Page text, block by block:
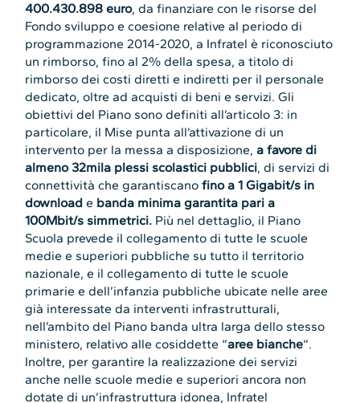
400.430.898 euro, da finanziare con le risorse del
Fondo sviluppo e coesione relative al periodo di
programmazione 2014-2020, a Infratel è riconosciuto
un rimborso, fino al 2% della spesa, a titolo di
rimborso dei costi diretti e indiretti per il personale
dedicato, oltre ad acquisti di beni e servizi. Gli
obiettivi del Piano sono definiti all’articolo 3: in
particolare, il Mise punta all’attivazione di un
intervento per la messa a disposizione,a favore di
almeno 32mila plessi scolastici pubblici, di servizi di
connettività che garantiscanofino a 1 Gigabit/s in
downloade banda minima garantita pari a
100Mbit/s simmetrici. Più nel dettaglio, il Piano
Scuola prevede il collegamento di tutte le scuole
medie e superiori pubbliche su tutto il territorio
nazionale, e il collegamento di tutte le scuole
primarie e dell’infanzia pubbliche ubicate nelle aree
già interessate da interventi infrastrutturali,
nell’ambito del Piano banda ultra larga dello stesso
ministero, relativo alle cosiddette “aree bianche“.
Inoltre, per garantire la realizzazione dei servizi
anche nelle scuole medie e superiori ancora non
dotate di un’infrastruttura idonea, Infratel